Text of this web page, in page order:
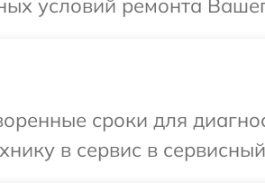
условий ремонта
сроки для
в сервис в